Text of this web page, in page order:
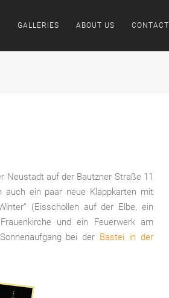
GALLERIES ABOUT US CONTACT
Neustadt auf der Bautzner Straße 11
auch ein paar neue Klappkarten mit
(Eisschollen auf der Elbe, ein
und ein Feuerwerk am
bei der Bastei in der